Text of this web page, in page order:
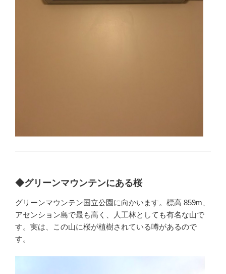
◆グリーンマウンテンにある桜
グリーンマウンテン国立公園に向かいます。標高 859m、
アセンション島で最も高く、人工林としても有名な山で
す。実は、この山に桜が植樹されている噂があるので
す。